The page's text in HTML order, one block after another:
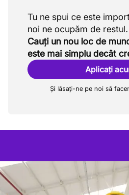
Tu ne spui ce este
Cauți un nou loc de
este mai simplu decât
Aplicați
Și lăsați-ne pe noi să